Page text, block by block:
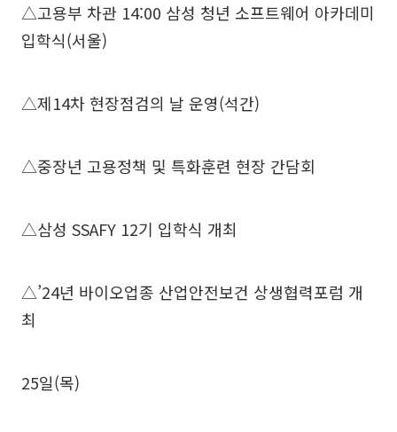
△고용부 차관 14:00 삼성 청년 소프트웨어 아카데미
입학식(서울)
△제14차 현장점검의 날 운영(석간)
△중장년 고용정책 및 특화훈련 현장 간담회
△삼성 SSAFY 12기 입학식 개최
△’24년 바이오업종 산업안전보건 상생협력포럼 개
최
25일(목)